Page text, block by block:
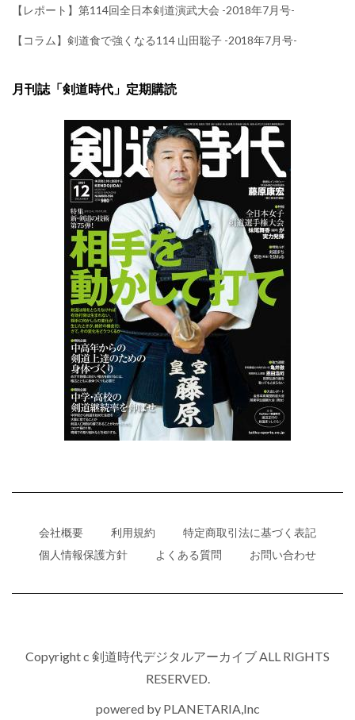
【レポート】第114回全日本剣道演武大会 -2018年7月号-
【コラム】剣道食で強くなる114 山田聡子 -2018年7月号-
月刊誌「剣道時代」定期購読
会社概要 利用規約
特定商取引法に基づく表記
個人情報保護方針
よくある質問 お問い合わせ
Copyright c 剣道時代デジタルアーカイブ ALL RIGHTS
RESERVED.
powered by PLANETARIA,Inc